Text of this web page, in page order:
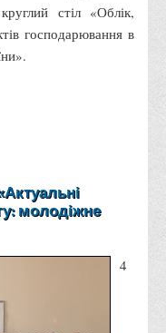
стіл «Облік,
господарювання в
молодіжне
4